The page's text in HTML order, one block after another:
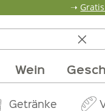
➝
Wein
Erdbeerzeit
Getränke
Anlass
& Öle Team